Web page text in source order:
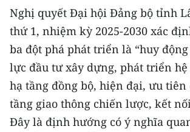
Media Xã hội
Media Pháp luật
Media Du lịch
Media Thế giới
Media Thể thao
Nghị quyết Đại hội Đảng bộ tỉnh
thứ 1, nhiệm kỳ 2025-2030 xác
ba đột phá phát triển là “huy
lực đầu tư xây dựng, phát triển
hạ tầng đồng bộ, hiện đại, ưu tiên
tầng giao thông chiến lược, kết
Đây là định hướng có ý nghĩa